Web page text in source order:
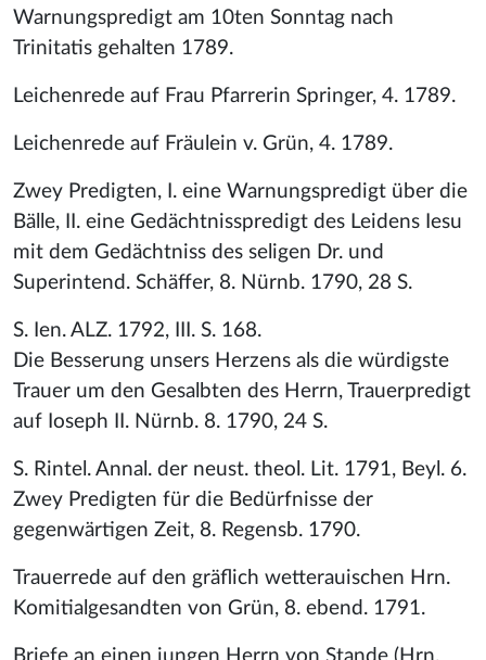
Warnungspredigt am 10ten Sonntag nach
Trinitatis gehalten 1789.
Leichenrede auf Frau Pfarrerin Springer, 4. 1789.
Leichenrede auf Fräulein v. Grün, 4. 1789.
Zwey Predigten, I. eine Warnungspredigt über die
Bälle, II. eine Gedächtnisspredigt des Leidens Iesu
mit dem Gedächtniss des seligen Dr. und
Superintend. Schäffer, 8. Nürnb. 1790, 28 S.
S. Ien. ALZ. 1792, III. S. 168.
Die Besserung unsers Herzens als die würdigste
Trauer um den Gesalbten des Herrn, Trauerpredigt
auf Ioseph II. Nürnb. 8. 1790, 24 S.
S. Rintel. Annal. der neust. theol. Lit. 1791, Beyl. 6.
Zwey Predigten für die Bedürfnisse der
gegenwärtigen Zeit, 8. Regensb. 1790.
Trauerrede auf den gräflich wetterauischen Hrn.
Komitialgesandten von Grün, 8. ebend. 1791.